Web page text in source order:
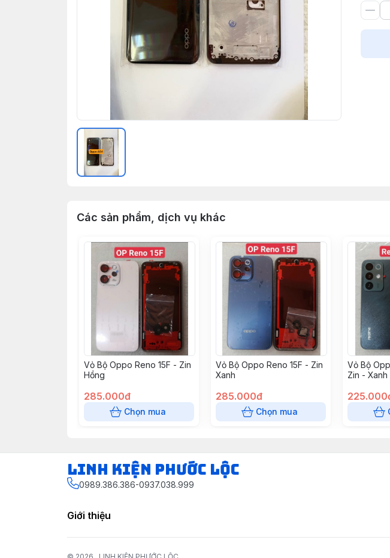
Các sản phẩm, dịch vụ khác
Vỏ Bộ Oppo Reno 15F - Zin
Hồng
285.000đ
Chọn mua
Vỏ Bộ Oppo Reno 15F - Zin
Xanh
285.000đ
Chọn mua
Vỏ Bộ
Zin - Xanh
LINH KIỆN PHƯỚC LỘC
0989.386.386-0937.038.999
Giới thiệu